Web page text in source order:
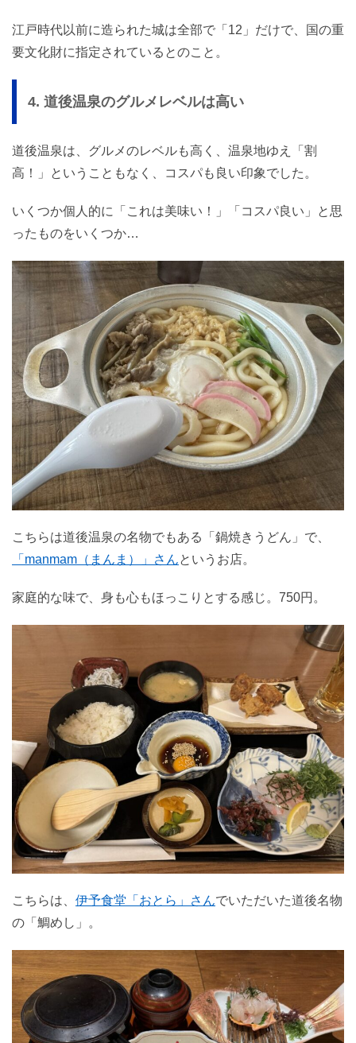
江戸時代以前に造られた城は全部で「12」だけで、国の重
要文化財に指定されているとのこと。
4. 道後温泉のグルメレベルは高い
道後温泉は、グルメのレベルも高く、温泉地ゆえ「割
高！」ということもなく、コスパも良い印象でした。
いくつか個人的に「これは美味い！」「コスパ良い」と思
ったものをいくつか…
こちらは道後温泉の名物でもある「鍋焼きうどん」で、
「manmam（まんま）」さんというお店。
家庭的な味で、身も心もほっこりとする感じ。750円。
こちらは、 伊予食堂「おとら」さんでいただいた道後名物
の「鯛めし」。